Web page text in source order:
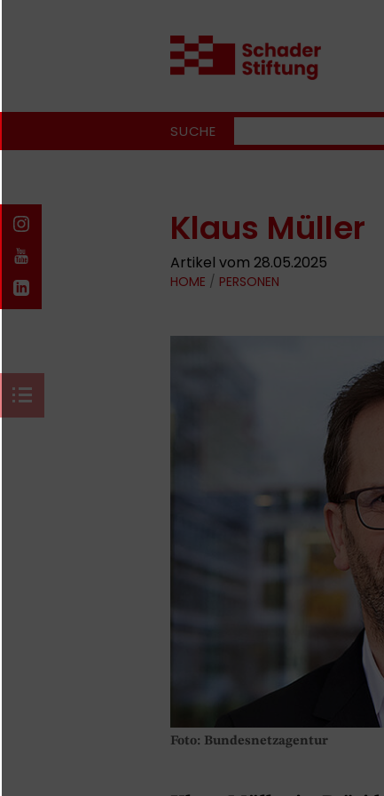
SUCHE
Klaus Müller
Artikel vom 28.05.2025
HOME / PERSONEN
Foto: Bundesnetzagentur